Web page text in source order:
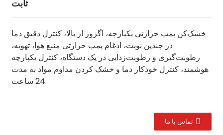
ثابت
خشک‌کن پمپ حرارتی یکپارچه، اگزوز از بالا، کنترل دقیق دما
در چندین نوبت، ادغام پمپ حرارتی منبع هوا، تهویه،
رطوبت‌گیری و رطوبت‌زدایی در یک دستگاه، کنترل یکپارچه
هوشمند، کنترل خودکار دما و خشک کردن مداوم مواد به مدت
24 ساعت.
تماس با ما